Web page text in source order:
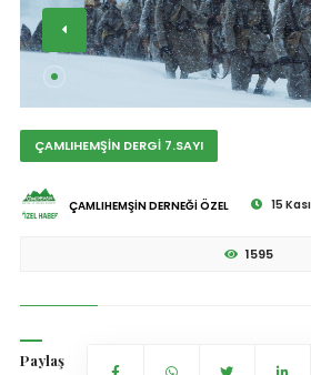
ÇAMLIHEMŞİN DERGİ 7.SAYI
ÇAMLIHEMŞİN DERNEĞİ ÖZEL 15
1595
Paylaş